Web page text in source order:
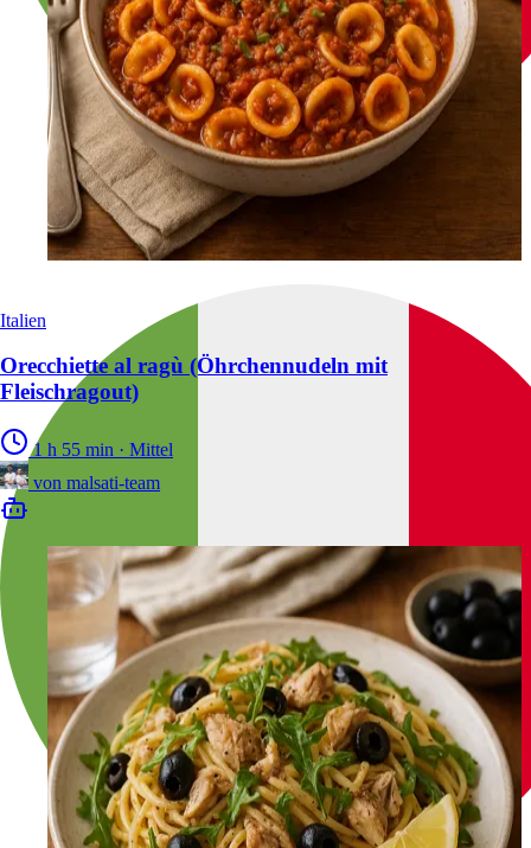
Italien
Orecchiette al ragù (Öhrchennudeln mit
Fleischragout)
1 h 55 min · Mittel
von malsati-team